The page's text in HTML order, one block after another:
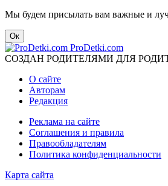
Мы будем присылать вам важные и
Ок
ProDetki.com
СОЗДАН РОДИТЕЛЯМИ ДЛЯ
О сайте
Авторам
Редакция
Реклама на сайте
Соглашения и правила
Правообладателям
Политика конфиденциальности
Карта сайта